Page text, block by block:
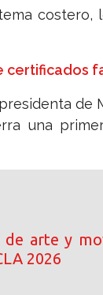
costero,
certificados
de
una
de arte y
2026